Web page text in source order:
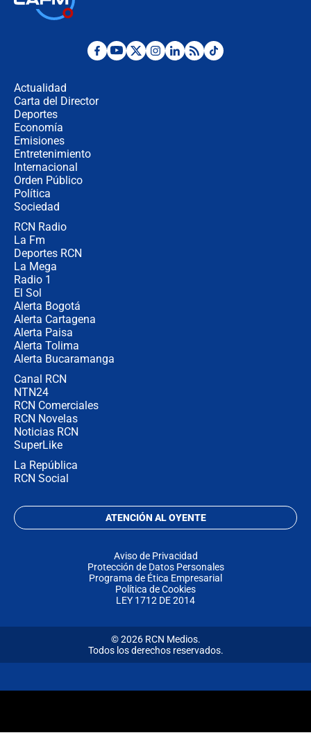
Desde dermatitis hasta infecciones:
Actualidad
Carta del Director
Deportes
Economía
Emisiones
Entretenimiento
Internacional
Orden Público
Política
Sociedad
RCN Radio
La Fm
Deportes RCN
La Mega
Radio 1
El Sol
Alerta Bogotá
Alerta Cartagena
Alerta Paisa
Alerta Tolima
Alerta Bucaramanga
Canal RCN
NTN24
RCN Comerciales
RCN Novelas
Noticias RCN
SuperLike
La República
RCN Social
ATENCIÓN AL OYENTE
Aviso de Privacidad
Protección de Datos Personales
Programa de Ética Empresarial
Política de Cookies
LEY 1712 DE 2014
© 2026 RCN Medios.
Todos los derechos reservados.